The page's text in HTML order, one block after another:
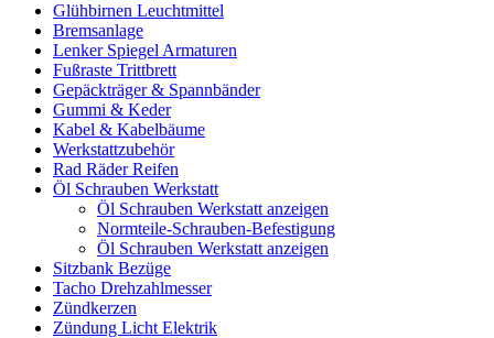
Glühbirnen Leuchtmittel
Bremsanlage
Lenker Spiegel Armaturen
Fußraste Trittbrett
Gepäckträger & Spannbänder
Gummi & Keder
Kabel & Kabelbäume
Werkstattzubehör
Rad Räder Reifen
Öl Schrauben Werkstatt
Öl Schrauben Werkstatt anzeigen
Normteile-Schrauben-Befestigung
Öl Schrauben Werkstatt anzeigen
Sitzbank Bezüge
Tacho Drehzahlmesser
Zündkerzen
Zündung Licht Elektrik